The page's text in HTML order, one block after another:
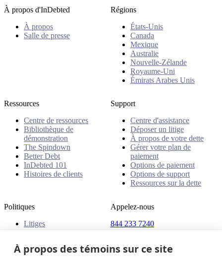
À propos d'InDebted
À propos
Salle de presse
Régions
États-Unis
Canada
Mexique
Australie
Nouvelle-Zélande
Royaume-Uni
Émirats Arabes Unis
Ressources
Centre de ressources
Bibliothèque de
démonstration
The Spindown
Better Debt
InDebted 101
Histoires de clients
Support
Centre d'assistance
Déposer un litige
À propos de votre dette
Gérer votre plan de
paiement
Options de paiement
Options de support
Ressources sur la dette
Politiques
Litiges
Appelez-nous
844 233 7240
À propos des témoins sur ce site